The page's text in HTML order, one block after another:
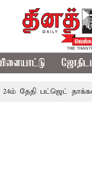
பட்ஜெட் தாக்கல்